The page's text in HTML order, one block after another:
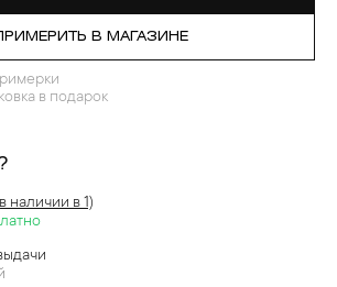
В МАГАЗИНЕ
в подарок
наличии в 1)